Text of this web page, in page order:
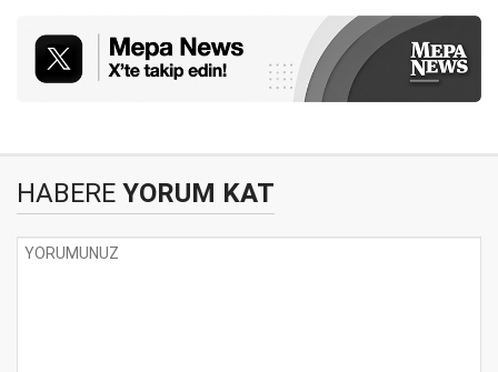
HABERE YORUM KAT